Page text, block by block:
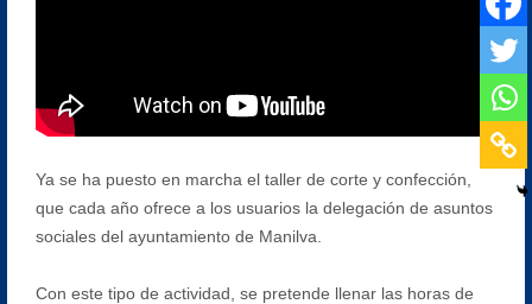
Ya se ha puesto en marcha el taller de corte y confección,
que cada año ofrece a los usuarios la delegación de asuntos
sociales del ayuntamiento de Manilva.
Con este tipo de actividad, se pretende llenar las horas de